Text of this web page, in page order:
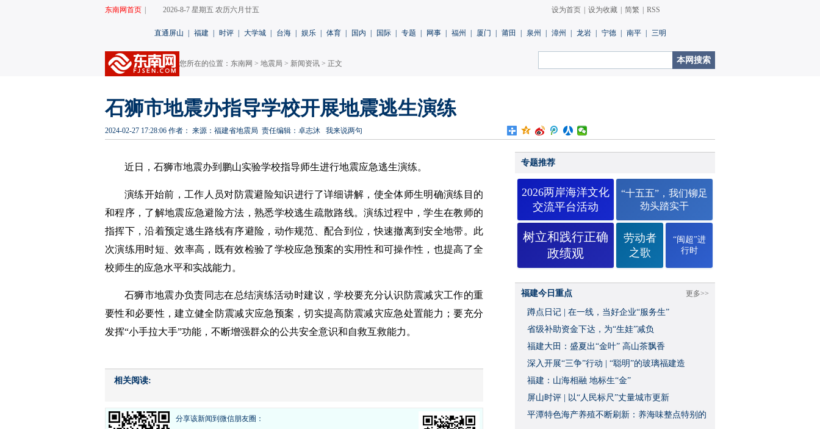
东南网首页 2026-8-7 星期五 农历六月廿五 设为首页 设为收藏 简繁 RSS
直通屏山 福建 时评 大学城 台海 娱乐 体育 国内 国际 专题 网事 福州 厦门 莆田 泉州 漳州 龙岩 宁德 南平 三明
您所在的位置： 东南网 > 地震局 > 新闻资讯 > 正文
石狮市地震办指导学校开展地震逃生演练
2024-02-27 17:28:06 作者： 来源：福建省地震局 责任编辑：卓志沐 我来说两句
近日，石狮市地震办到鹏山实验学校指导师生进行地震应急逃生演练。
演练开始前，工作人员对防震避险知识进行了详细讲解，使全体师生明确演练目的
和程序，了解地震应急避险方法，熟悉学校逃生疏散路线。演练过程中，学生在教师的
指挥下，沿着预定逃生路线有序避险，动作规范、配合到位，快速撤离到安全地带。此
次演练用时短、效率高，既有效检验了学校应急预案的实用性和可操作性，也提高了全
校师生的应急水平和实战能力。
石狮市地震办负责同志在总结演练活动时建议，学校要充分认识防震减灾工作的重
要性和必要性，建立健全防震减灾应急预案，切实提高防震减灾应急处置能力；要充分
发挥“小手拉大手”功能，不断增强群众的公共安全意识和自救互救能力。
相关阅读:
分享该新闻到微信朋友圈：
专题推荐
2026两岸海洋文化
交流平台活动
“十五五”，我们铆足
劲头踏实干
树立和践行正确
政绩观
劳动者
之歌
“闽超”进
行时
更多>>
福建今日重点
蹲点日记 | 在一线，当好企业“服务生”
省级补助资金下达，为“生娃”减负
福建大田：盛夏出“金叶” 高山茶飘香
深入开展“三争”行动 | “聪明”的玻璃福建造
福建：山海相融 地标生“金”
屏山时评 | 以“人民标尺”丈量城市更新
平潭特色海产养殖不断刷新：养海味整点特别的